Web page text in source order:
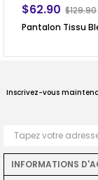
$62.90 $129.90
Inscrivez-vous
INFORMATIONS